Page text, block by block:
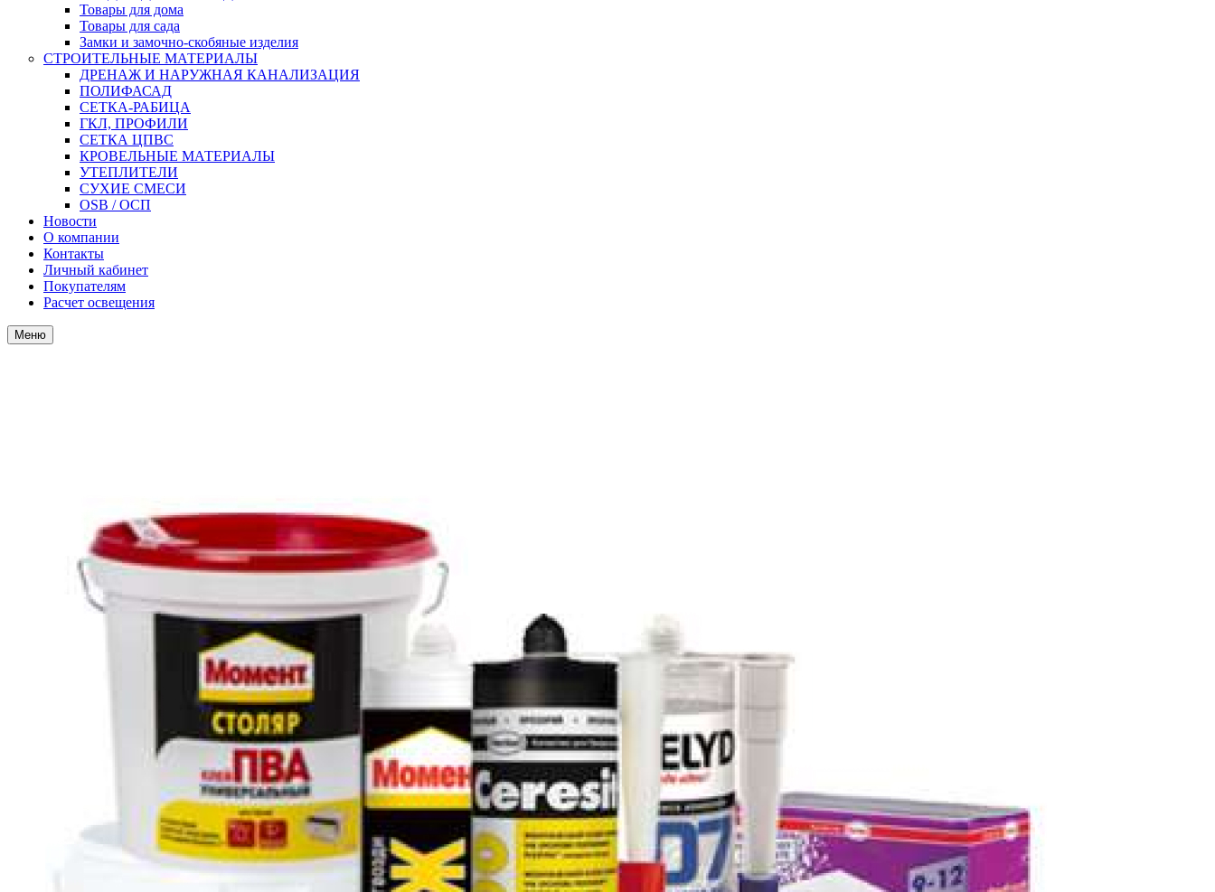
Товары для дома
Товары для сада
Замки и замочно-скобяные изделия
СТРОИТЕЛЬНЫЕ МАТЕРИАЛЫ
ДРЕНАЖ И НАРУЖНАЯ КАНАЛИЗАЦИЯ
ПОЛИФАСАД
СЕТКА-РАБИЦА
ГКЛ, ПРОФИЛИ
СЕТКА ЦПВС
КРОВЕЛЬНЫЕ МАТЕРИАЛЫ
УТЕПЛИТЕЛИ
СУХИЕ СМЕСИ
OSB / ОСП
Новости
О компании
Контакты
Личный кабинет
Покупателям
Расчет освещения
Меню